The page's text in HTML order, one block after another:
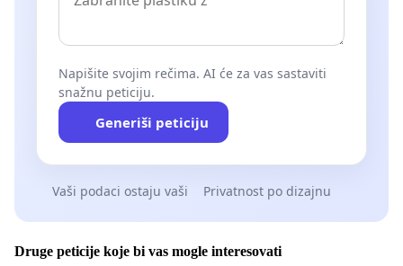
Napišite svojim rečima. AI će za vas sastaviti
snažnu peticiju.
Generiši peticiju
Vaši podaci ostaju vaši Privatnost po dizajnu
Druge peticije koje bi vas mogle interesovati